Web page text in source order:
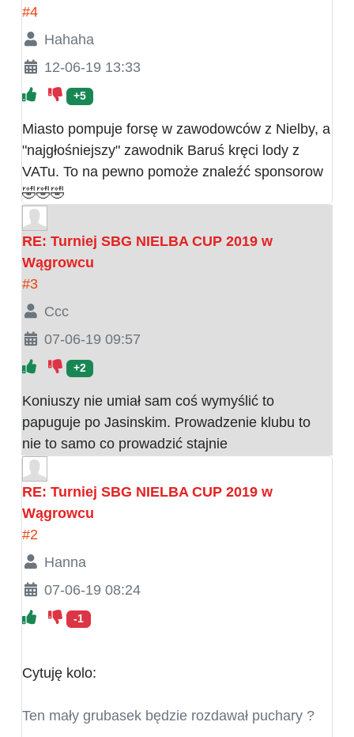
#4
Hahaha
12-06-19 13:33
+5
Miasto pompuje forsę w zawodowców z Nielby, a
"najgłośniejszy" zawodnik Baruś kręci lody z
VATu. To na pewno pomoże znaleźć sponsorow
🤣🤣🤣
RE: Turniej SBG NIELBA CUP 2019 w
Wągrowcu
#3
Ccc
07-06-19 09:57
+2
Koniuszy nie umiał sam coś wymyślić to
papuguje po Jasinskim. Prowadzenie klubu to
nie to samo co prowadzić stajnie
RE: Turniej SBG NIELBA CUP 2019 w
Wągrowcu
#2
Hanna
07-06-19 08:24
-1
Cytuję kolo:
Ten mały grubasek będzie rozdawał puchary ?